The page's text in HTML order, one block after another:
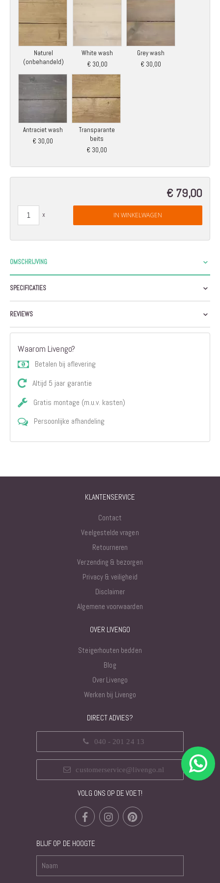
Naturel
(onbehandeld)
White wash
€ 30,00
Grey wash
€ 30,00
Antraciet wash
€ 30,00
Transparante
beits
€ 30,00
€ 79,00
IN WINKELWAGEN
OMSCHRIJVING
SPECIFICATIES
REVIEWS
Waarom Livengo?
Betalen bij aflevering
Altijd 5 jaar garantie
Gratis montage (m.u.v. kasten)
Persoonlijke afhandeling
KLANTENSERVICE
Contact
Veelgestelde vragen
Retourneren
Verzending & bezorgen
Privacy & veiligheid
Disclaimer
Algemene voorwaarden
OVER LIVENGO
Steigerhouten bedden
Blog
Over Livengo
Werken bij Livengo
DIRECT ADVIES?
040 - 201 24 13
customerservice@livengo.nl
VOLG ONS OP DE VOET!
BLIJF OP DE HOOGTE